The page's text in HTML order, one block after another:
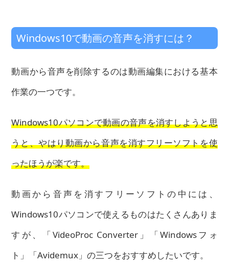
Windows10で動画の音声を消すには？
動画から音声を削除するのは動画編集における基本
作業の一つです。
Windows10パソコンで動画の音声を消すしようと思
うと、やはり動画から音声を消すフリーソフトを使
ったほうが楽です。
動画から音声を消すフリーソフトの中には、
Windows10パソコンで使えるものはたくさんありま
すが、
「VideoProc Converter」「Windowsフォ
ト」「Avidemux」の三つをおすすめしたいです。